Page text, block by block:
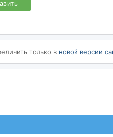
только в новой версии